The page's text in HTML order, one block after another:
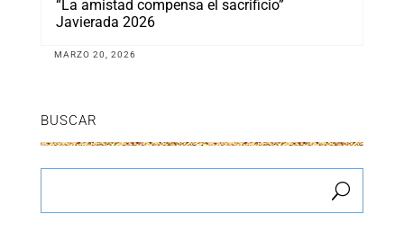
“La amistad compensa el sacrificio”
Javierada 2026
MARZO 20, 2026
BUSCAR